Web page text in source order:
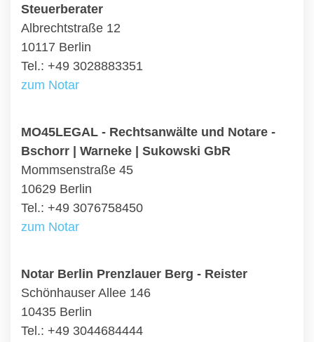
Steuerberater
Albrechtstraße 12
10117 Berlin
Tel.: +49 3028883351
zum Notar
MO45LEGAL - Rechtsanwälte und Notare -
Bschorr | Warneke | Sukowski GbR
Mommsenstraße 45
10629 Berlin
Tel.: +49 3076758450
zum Notar
Notar Berlin Prenzlauer Berg - Reister
Schönhauser Allee 146
10435 Berlin
Tel.: +49 3044684444